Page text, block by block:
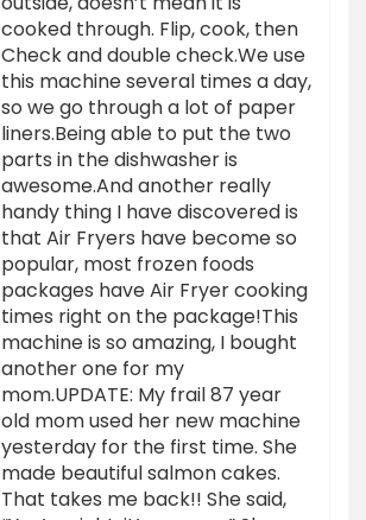
cooked through. Flip, cook, then
Check and double check.We use
this machine several times a day,
so we go through a lot of paper
liners.Being able to put the two
parts in the dishwasher is
awesome.And another really
handy thing I have discovered is
that Air Fryers have become so
popular, most frozen foods
packages have Air Fryer cooking
times right on the package!This
machine is so amazing, I bought
another one for my
mom.UPDATE: My frail 87 year
old mom used her new machine
yesterday for the first time. She
made beautiful salmon cakes.
That takes me back!! She said,